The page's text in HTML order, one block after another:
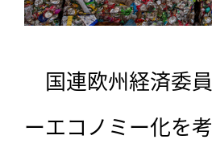
国連欧州経済委
ーエコノミー化を